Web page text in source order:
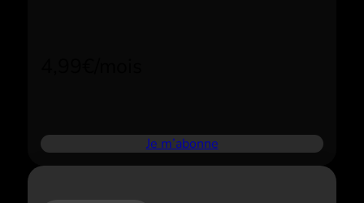
Je m’abonne